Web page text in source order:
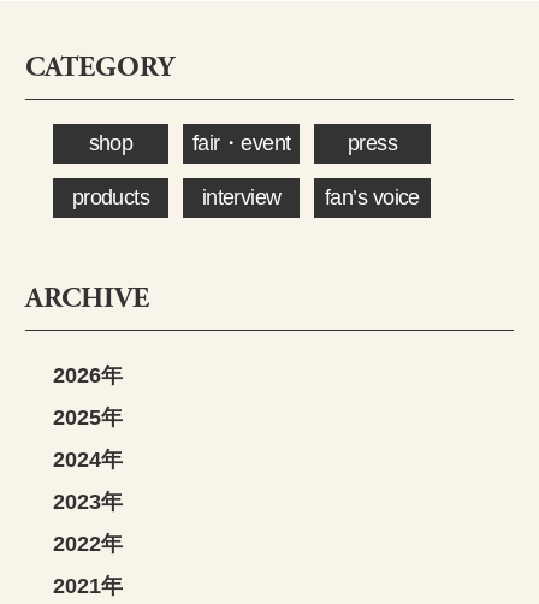
CATEGORY
shop fair・event press
products interview fan’s voice
ARCHIVE
2026年
2025年
2024年
2023年
2022年
2021年